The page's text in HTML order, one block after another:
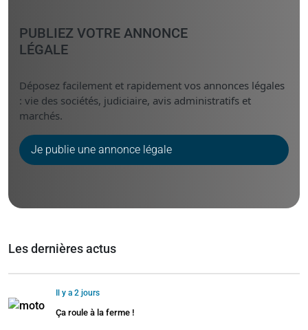
PUBLIEZ VOTRE ANNONCE
LÉGALE
Déposez facilement et rapidement vos annonces légales
: vie des sociétés, judiciaire, avis administratifs et
marchés.
Je publie une annonce légale
Les dernières actus
Il y a 2 jours
Ça roule à la ferme !